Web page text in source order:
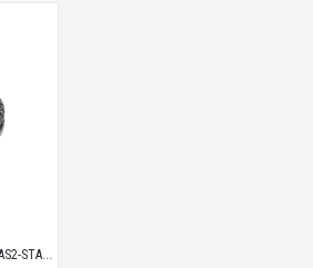
LFNSS25DCB112350119-THOMAS2-STANDART